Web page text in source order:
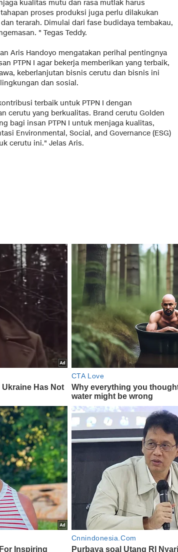
kualitas mutu dan rasa mutlak harus
proses produksi juga perlu dilakukan
terarah. Dimulai dari fase budidaya tembakau,
" Tegas Teddy.
Aris Handoyo mengatakan perihal pentingnya
PTPN I agar bekerja memberikan yang terbaik,
keberlanjutan bisnis cerutu dan bisnis ini
dan sosial.
terbaik untuk PTPN I dengan
cerutu yang berkualitas. Brand cerutu Golden
bagi insan PTPN I untuk menjaga kualitas,
Environmental, Social, and Governance (ESG)
cerutu ini." Jelas Aris.